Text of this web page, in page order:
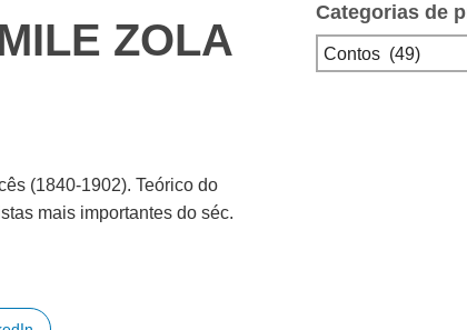
ZOLA
(1840-1902). Teórico do
mais importantes do séc.
Categorias de